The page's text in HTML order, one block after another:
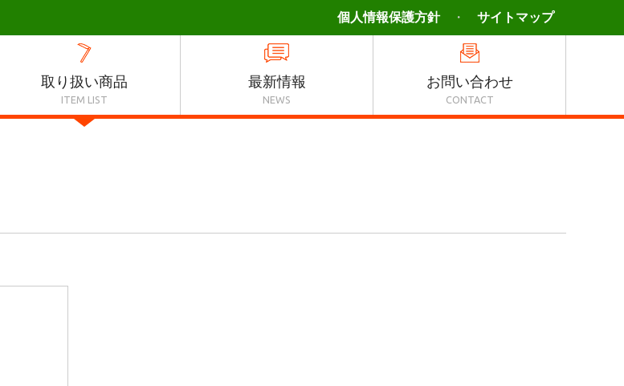
個人情報保護方針 サイトマップ
取り扱い商品
ITEM LIST
最新情報
NEWS
お問い合わせ
CONTACT